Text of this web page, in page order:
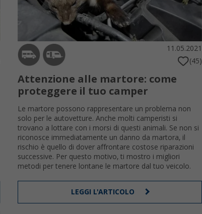
11.05.2021
(45)
Attenzione alle martore: come
proteggere il tuo camper
Le martore possono rappresentare un problema non
solo per le autovetture. Anche molti camperisti si
trovano a lottare con i morsi di questi animali. Se non si
riconosce immediatamente un danno da martora, il
rischio è quello di dover affrontare costose riparazioni
successive. Per questo motivo, ti mostro i migliori
metodi per tenere lontane le martore dal tuo veicolo.
LEGGI L'ARTICOLO